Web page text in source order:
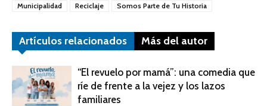
Municipalidad
Reciclaje Somos Parte de Tu Historia
Artículos relacionados Más del autor
“El revuelo por mamá”: una comedia que
ríe de frente a la vejez y los lazos
familiares